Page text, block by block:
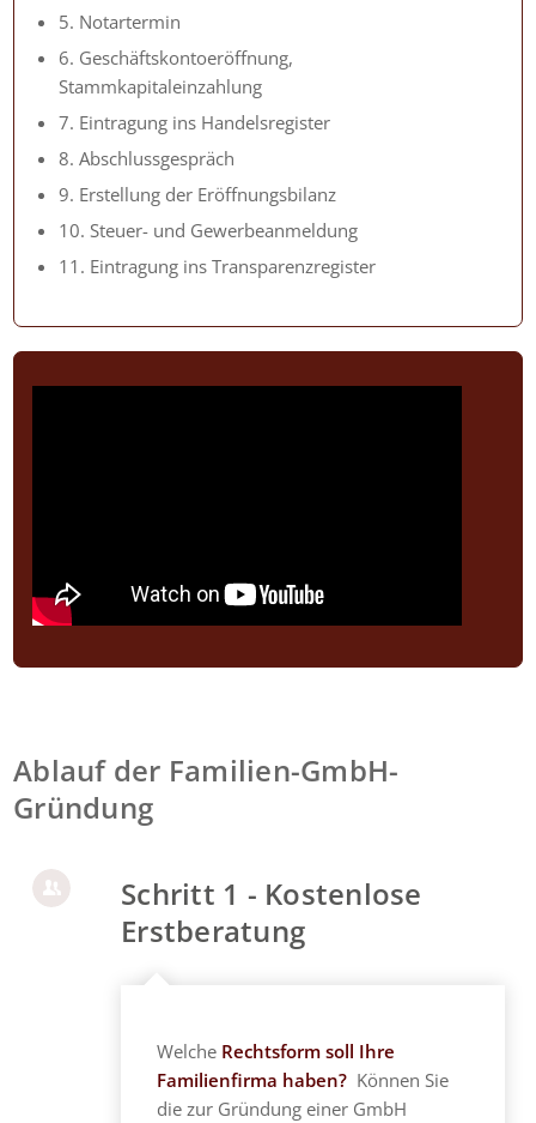
5. Notartermin
6. Geschäftskontoeröffnung,
Stammkapitaleinzahlung
7. Eintragung ins Handelsregister
8. Abschlussgespräch
9. Erstellung der Eröffnungsbilanz
10. Steuer- und Gewerbeanmeldung
11. Eintragung ins Transparenzregister
Ablauf der Familien-GmbH-
Gründung
Schritt 1 - Kostenlose
Erstberatung
Welche Rechtsform soll Ihre
Familienfirma haben? Können Sie
die zur Gründung einer GmbH